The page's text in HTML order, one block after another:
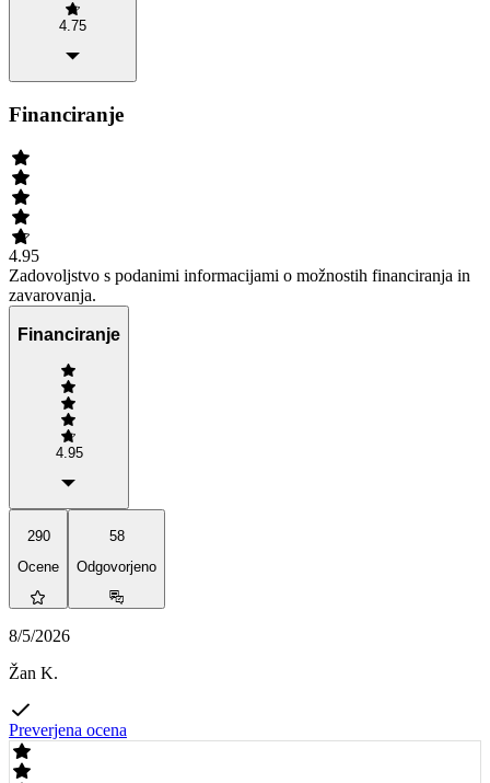
4.75
Financiranje
4.95
Zadovoljstvo s podanimi informacijami o možnostih financiranja in
zavarovanja.
Financiranje
4.95
290
Ocene
58
Odgovorjeno
8/5/2026
Žan K.
Preverjena ocena